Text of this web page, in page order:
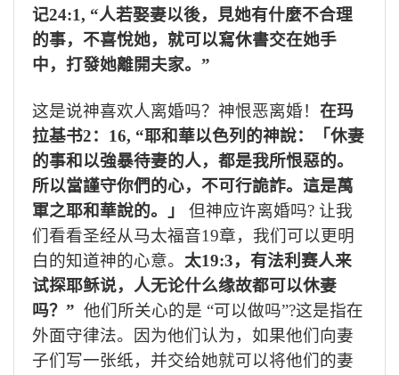
记24:1, “人若娶妻以後，見她有什麼不合理
的事，不喜悅她，就可以寫休書交在她手
中，打發她離開夫家。”
这是说神喜欢人离婚吗？神恨恶离婚！ 在玛
拉基书2： 16, “耶和華以色列的神說：「休妻
的事和以強暴待妻的人，都是我所恨惡的。
所以當謹守你們的心，不可行詭詐。這是萬
軍之耶和華說的。」 但神应许离婚吗? 让我
们看看圣经从马太福音19章，我们可以更明
白的知道神的心意。 太19:3，有法利赛人来
试探耶稣说，人无论什么缘故都可以休妻
吗？ ” 他们所关心的是 “可以做吗”?这是指在
外面守律法。
因为他们认为，如果他们向妻
子们写一张纸，并交给她就可以将他们的妻